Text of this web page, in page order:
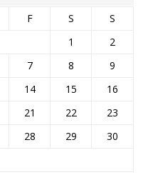
F S
S
1
2
7 8
9
14 15
16
21 22
23
28 29
30